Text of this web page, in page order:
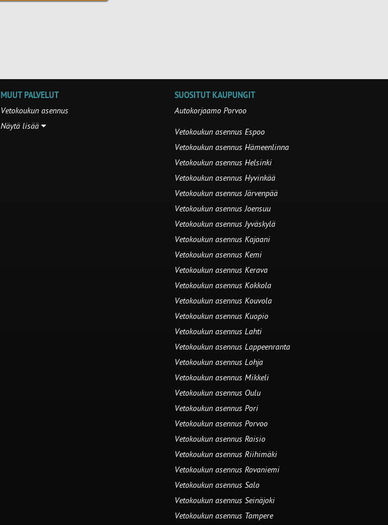
MUUT PALVELUT
Vetokoukun asennus
Näytä lisää
SUOSITUT KAUPUNGIT
Autokorjaamo Porvoo
Vetokoukun asennus Espoo
Vetokoukun asennus Hämeenlinna
Vetokoukun asennus Helsinki
Vetokoukun asennus Hyvinkää
Vetokoukun asennus Järvenpää
Vetokoukun asennus Joensuu
Vetokoukun asennus Jyväskylä
Vetokoukun asennus Kajaani
Vetokoukun asennus Kemi
Vetokoukun asennus Kerava
Vetokoukun asennus Kokkola
Vetokoukun asennus Kouvola
Vetokoukun asennus Kuopio
Vetokoukun asennus Lahti
Vetokoukun asennus Lappeenranta
Vetokoukun asennus Lohja
Vetokoukun asennus Mikkeli
Vetokoukun asennus Oulu
Vetokoukun asennus Pori
Vetokoukun asennus Porvoo
Vetokoukun asennus Raisio
Vetokoukun asennus Riihimäki
Vetokoukun asennus Rovaniemi
Vetokoukun asennus Salo
Vetokoukun asennus Seinäjoki
Vetokoukun asennus Tampere